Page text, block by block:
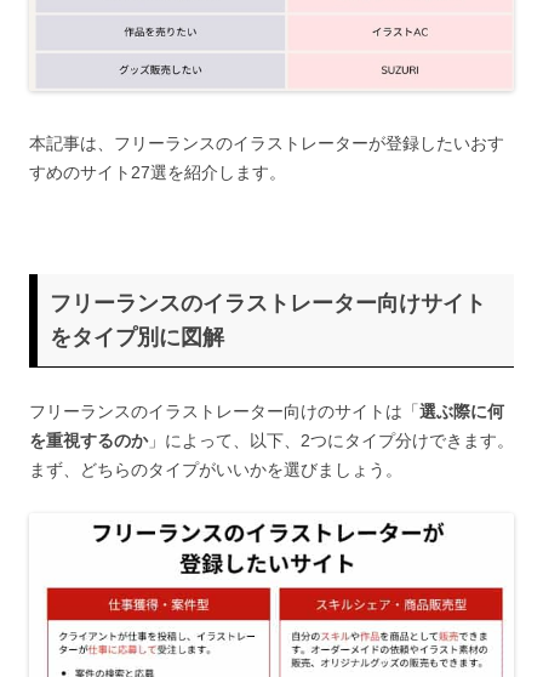
本記事は、フリーランスのイラストレーターが登録したいおす
すめのサイト27選を紹介します。
フリーランスのイラストレーター向けサイト
をタイプ別に図解
フリーランスのイラストレーター向けのサイトは「選ぶ際に何
を重視するのか」によって、以下、2つにタイプ分けできます。
まず、どちらのタイプがいいかを選びましょう。